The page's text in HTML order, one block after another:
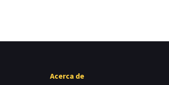
Acerca de